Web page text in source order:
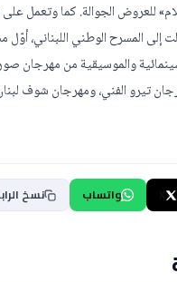
للعروض الجوالة. كما وتعمل
إلى المسرح الوطني اللبناني،
والموسيقية من مهرجان
تيرو الفني، ومهرجان شوف لبنان
واتساب نسخ